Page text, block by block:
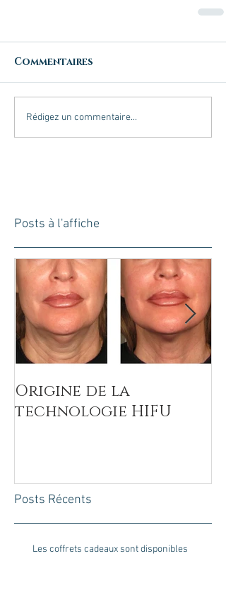
Commentaires
Rédigez un commentaire...
Posts à l'affiche
Origine de la
technologie HIFU
Posts Récents
Les coffrets cadeaux sont disponibles